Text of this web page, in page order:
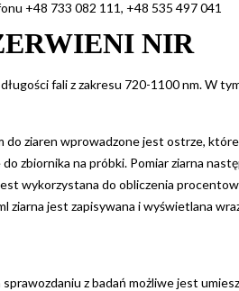
+48 733 082 111, +48 535 497 041
NIR
fali z zakresu 720-1100 nm. W
ziaren wprowadzone jest ostrze,
zbiornika na próbki. Pomiar ziarna
wykorzystana do obliczenia
jest zapisywana i wyświetlana
z badań możliwe jest